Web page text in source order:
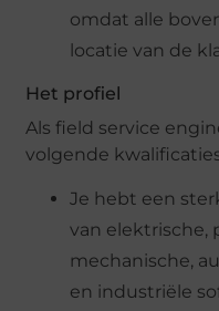
omdat alle
locatie van de
Het profiel
Als field service
volgende
Je hebt een
van elektrische,
mechanische,
en industriële